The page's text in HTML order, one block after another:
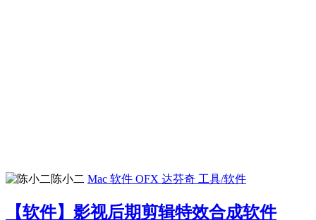
陈小二 Mac 软件 OFX 达芬奇 工具/软件
【软件】影视后期剪辑特效合成软件